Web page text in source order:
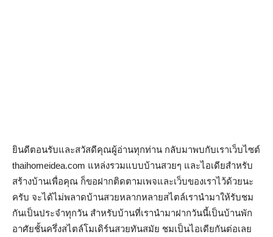
ยินดีตอนรับและสวัสดีคุณผู้อ่านทุกท่าน กลับมาพบกับเราเว็บไซต์
thaihomeidea.com แหล่งรวมแบบบ้านสวยๆ และไอเดียสำหรับ
สร้างบ้านเพื่อคุณ ก็ขอฝากติดตามเพจและเว็บของเราไว้ด้วยนะ
ครับ จะได้ไม่พลาดบ้านสวยหลากหลายสไตล์เรานำมาให้รับชม
กันเป็นประจำทุกวัน สำหรับบ้านที่เรานำมาฝากวันนี้เป็นบ้านพัก
อาศัยชั้นครึ่งสไตล์โมเดิร์นสวยทันสมัย ชมเป็นไอเดียกันต่อเลย